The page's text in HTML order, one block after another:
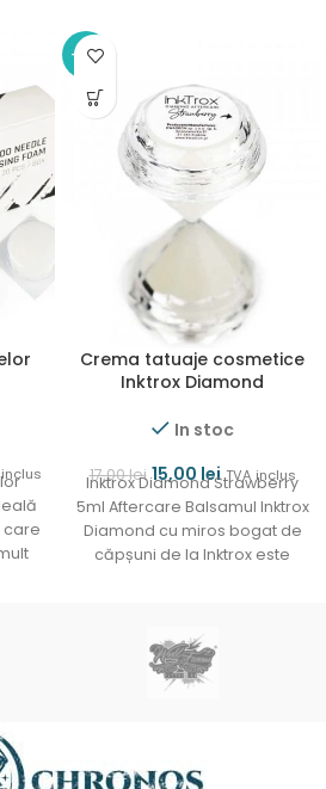
inclus
care
-12%
Crema tatuaje cosmetice
Inktrox Diamond
In stoc
17,00lei 15,00 lei TVA inclus
Inktrox Diamond Strawberry
5ml Aftercare Balsamul Inktrox
Diamond cu miros bogat de
căpșuni de la Inktrox este